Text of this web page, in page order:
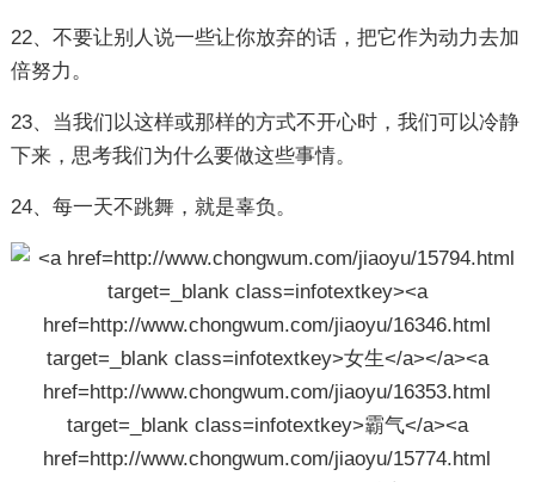
22、不要让别人说一些让你放弃的话，把它作为动力去加
倍努力。
23、当我们以这样或那样的方式不开心时，我们可以冷静
下来，思考我们为什么要做这些事情。
24、每一天不跳舞，就是辜负。